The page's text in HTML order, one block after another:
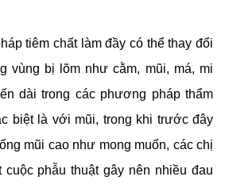
tiêm chất làm đầy có thể thay đổi
vùng bị lõm như cằm, mũi, má, mi
dài trong các phương pháp thẩm
biệt là với mũi, trong khi trước đây
mũi cao như mong muốn, các chị
cuộc phẫu thuật gây nên nhiều đau